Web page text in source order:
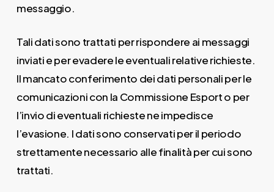
messaggio.
Tali dati sono trattati per rispondere ai messaggi
inviati e per evadere le eventuali relative richieste.
Il mancato conferimento dei dati personali per le
comunicazioni con la Commissione Esport o per
l’invio di eventuali richieste ne impedisce
l’evasione. I dati sono conservati per il periodo
strettamente necessario alle finalità per cui sono
trattati.